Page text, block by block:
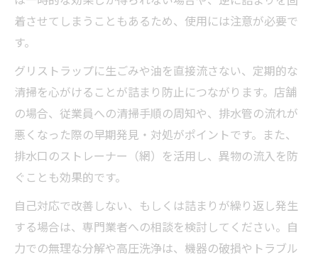
着させてしまうこともあるため、使用には注意が必要で
す。
グリストラップに生ごみや油を直接流さない、定期的な
清掃を心がけることが詰まり防止につながります。店舗
の場合、従業員への清掃手順の周知や、排水管の流れが
悪くなった際の早期発見・対処がポイントです。また、
排水口のストレーナー（網）を活用し、異物の流入を防
ぐことも効果的です。
自己対応で改善しない、もしくは詰まりが繰り返し発生
する場合は、専門業者への相談を検討してください。自
力での無理な分解や高圧洗浄は、機器の破損やトラブル